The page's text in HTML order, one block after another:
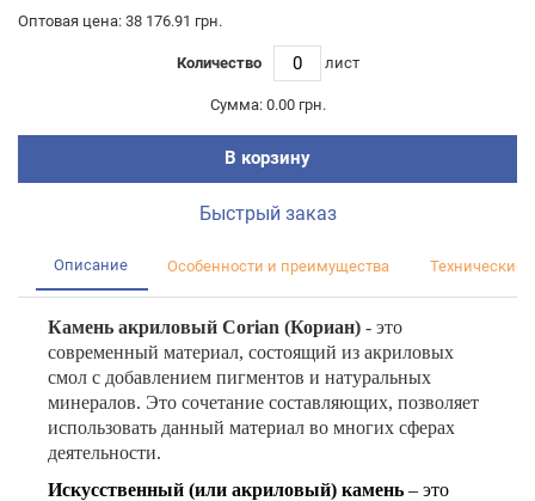
Оптовая цена: 38 176.91 грн.
Количество лист
Сумма: 0.00 грн.
В корзину
Быстрый заказ
Описание Особенности и преимущества Технические
Камень акриловый Corian (Кориан) - это
современный материал, состоящий из акриловых
смол с добавлением пигментов и натуральных
минералов. Это сочетание составляющих, позволяет
использовать данный материал во многих сферах
деятельности.
Искусственный (или акриловый) камень – это